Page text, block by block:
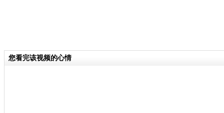
您看完该视频的心情